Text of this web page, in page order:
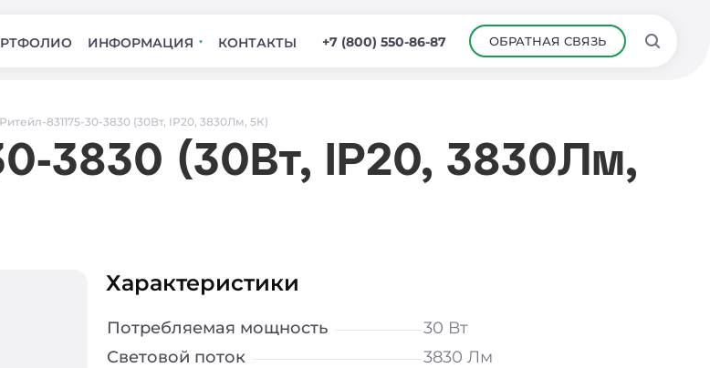
ИНФОРМАЦИЯ КОНТАКТЫ +7 (800) 550-86-87 ОБРАТНАЯ СВЯЗЬ
831175-30-3830 (30Вт, IP20, 3830Лм, 5К)
3830 (30Вт, IP20, 3830Лм,
Характеристики
Потребляемая мощность
30 Вт
Световой поток
3830 Лм